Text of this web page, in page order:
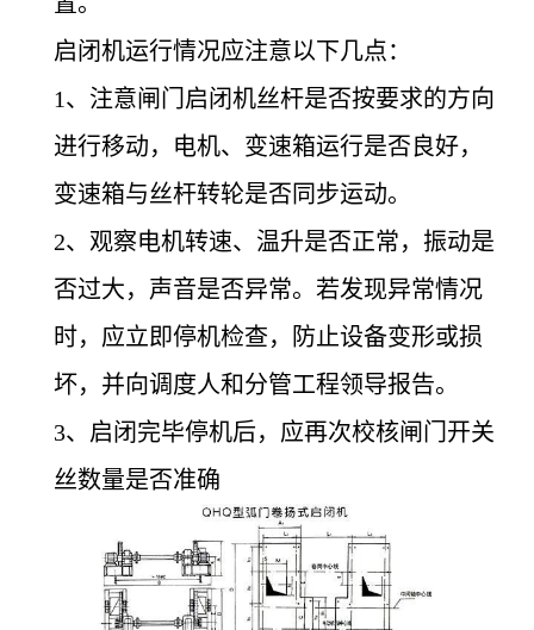
启闭机运行情况应注意以下几点：
1、注意闸门启闭机丝杆是否按要求的方向
进行移动，电机、变速箱运行是否良好，
变速箱与丝杆转轮是否同步运动。
2、观察电机转速、温升是否正常，振动是
否过大，声音是否异常。若发现异常情况
时，应立即停机检查，防止设备变形或损
坏，并向调度人和分管工程领导报告。
3、启闭完毕停机后，应再次校核闸门开关
丝数量是否准确